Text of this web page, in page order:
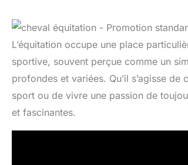
L’équitation occupe une place
sportive, souvent perçue comme un
profondes et variées. Qu’il s’agisse
sport ou de vivre une passion de
et fascinantes.